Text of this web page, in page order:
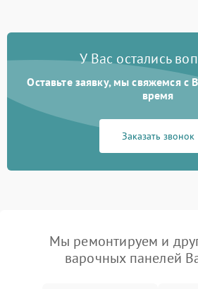
У Вас остались
Оставьте заявку, мы свяжемся
время
Заказать звонок
Мы ремонтируем и
варочных панелей